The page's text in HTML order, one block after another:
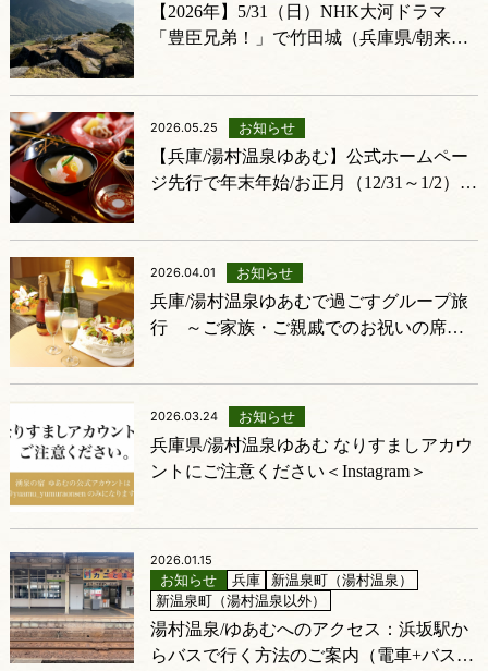
【2026年】5/31（日）NHK大河ドラマ
「豊臣兄弟！」で竹田城（兵庫県/朝来
2026.05.25 お知らせ
【兵庫/湯村温泉ゆあむ】公式ホームペー
ジ先行で年末年始/お正月（12/31～1/2）プ
2026.04.01 お知らせ
兵庫/湯村温泉ゆあむで過ごすグループ旅
行 ～ご家族・ご親戚でのお祝いの席に
2026.03.24 お知らせ
兵庫県/湯村温泉ゆあむ なりすましアカウ
ントにご注意ください＜Instagram＞
2026.01.15
お知らせ 兵庫
新温泉町（湯村温泉）
新温泉町（湯村温泉以外）
湯村温泉/ゆあむへのアクセス：浜坂駅か
らバスで行く方法のご案内（電車+バス）